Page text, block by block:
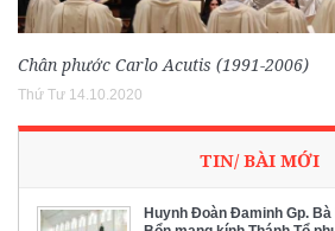
Chân phước Carlo Acutis (1991-2006)
Thứ Tư 14.10.2020
TIN/ BÀI MỚI
Huynh Đoàn Đaminh Gp.